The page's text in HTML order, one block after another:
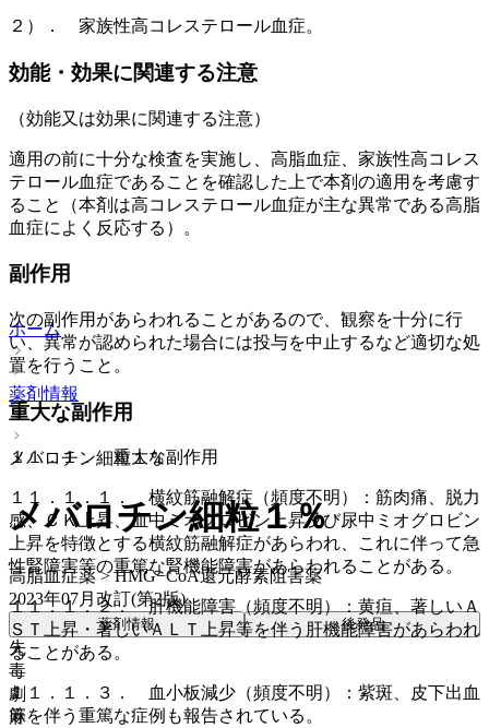
２）． 家族性高コレステロール血症。
効能・効果に関連する注意
（効能又は効果に関連する注意）
適用の前に十分な検査を実施し、高脂血症、家族性高コレス
テロール血症であることを確認した上で本剤の適用を考慮す
ること（本剤は高コレステロール血症が主な異常である高脂
血症によく反応する）。
副作用
次の副作用があらわれることがあるので、観察を十分に行
い、異常が認められた場合には投与を中止するなど適切な処
置を行うこと。
重大な副作用
１１．１． 重大な副作用
１１．１．１． 横紋筋融解症（頻度不明）：筋肉痛、脱力
感、ＣＫ上昇、血中ミオグロビン上昇及び尿中ミオグロビン
上昇を特徴とする横紋筋融解症があらわれ、これに伴って急
性腎障害等の重篤な腎機能障害があらわれることがある。
１１．１．２． 肝機能障害（頻度不明）：黄疸、著しいＡ
ＳＴ上昇・著しいＡＬＴ上昇等を伴う肝機能障害があらわれ
ることがある。
１１．１．３． 血小板減少（頻度不明）：紫斑、皮下出血
等を伴う重篤な症例も報告されている。
ホーム
薬剤情報
メバロチン細粒１％
メバロチン細粒１％
高脂血症薬 > HMG−CoA還元酵素阻害薬
2023年07月改訂(第2版)
薬剤情報 後発品
先
毒
劇
麻